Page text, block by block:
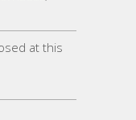
at this